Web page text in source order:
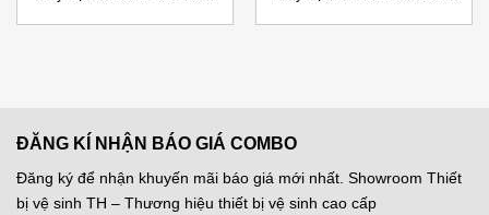
ĐĂNG KÍ NHẬN BÁO GIÁ COMBO
Đăng ký để nhận khuyến mãi báo giá mới nhất. Showroom Thiết
bị vệ sinh TH – Thương hiệu thiết bị vệ sinh cao cấp